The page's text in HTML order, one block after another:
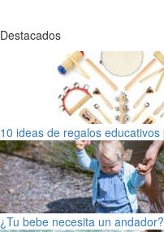
Destacados
10 ideas de regalos
¿Tu bebe necesita un